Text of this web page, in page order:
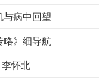
与病中回望
略》细导航
怀北